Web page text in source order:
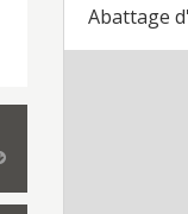
Abattage